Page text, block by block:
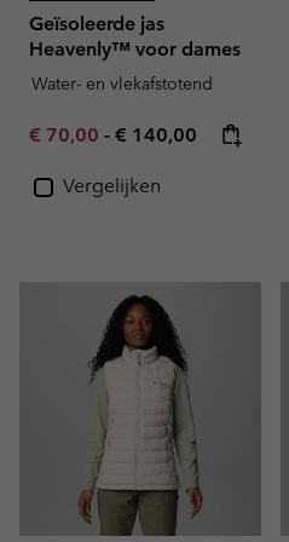
Geïsoleerde jas
Heavenly™ voor dames
Water- en vlekafstotend
Minimum sale price:
€ 70,00 - Maximum price:
€ 140,00
Vergelijken